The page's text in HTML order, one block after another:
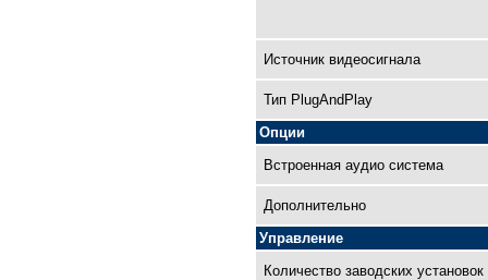
Источник видеосигнала
Тип PlugAndPlay
Опции
Встроенная аудио система
Дополнительно
Управление
Количество заводских установок